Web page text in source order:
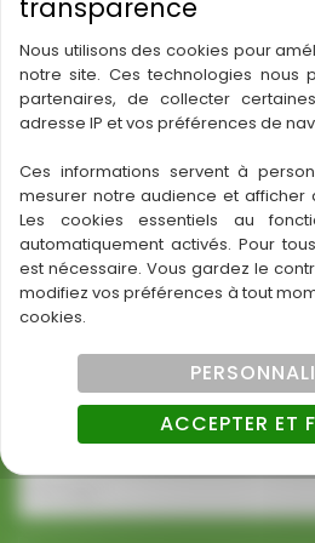
Jeudi
06 81 65
Formulaire
simple
Nous utilisons des cookies pour
notre site. Ces technologies nous
partenaires, de collecter
adresse IP et vos préférences de
Ces informations servent à
mesurer notre audience et afficher
Les cookies essentiels au
automatiquement activés. Pour
est nécessaire. Vous gardez le
modifiez vos préférences à tout
cookies.
ACCEPTER ET